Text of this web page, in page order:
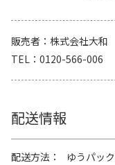
販売者
株式会社大和
TEL
0120-566-006
配送情報
配送方法
ゆうパック